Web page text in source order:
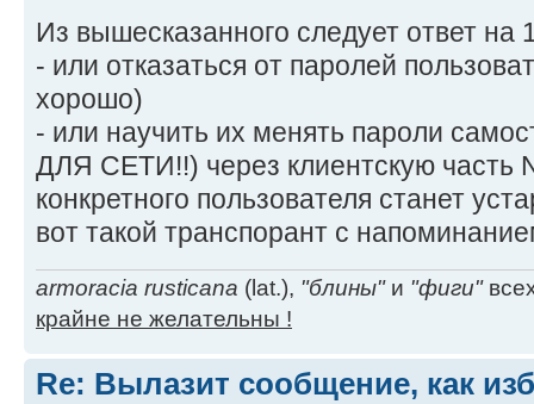
Из вышесказанного следует ответ на
- или отказаться от паролей
хорошо)
- или научить их менять пароли
ДЛЯ СЕТИ!!) через клиентскую часть
конкретного пользователя станет
вот такой транспорант с
armoracia rusticana (lat.), "блины"и "фиги"
крайне не желательны !
Re: Вылазит сообщение, как